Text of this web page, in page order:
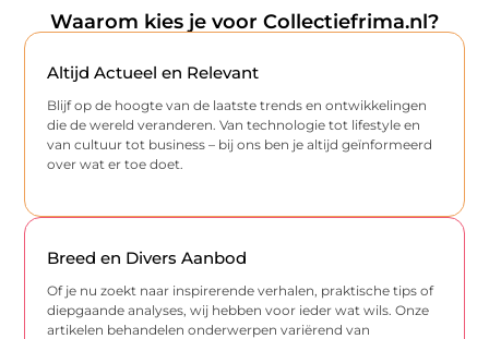
Waarom kies je voor Collectiefrima.nl?
Altijd Actueel en Relevant
Blijf op de hoogte van de laatste trends en ontwikkelingen
die de wereld veranderen. Van technologie tot lifestyle en
van cultuur tot business – bij ons ben je altijd geïnformeerd
over wat er toe doet.
Breed en Divers Aanbod
Of je nu zoekt naar inspirerende verhalen, praktische tips of
diepgaande analyses, wij hebben voor ieder wat wils. Onze
artikelen behandelen onderwerpen variërend van